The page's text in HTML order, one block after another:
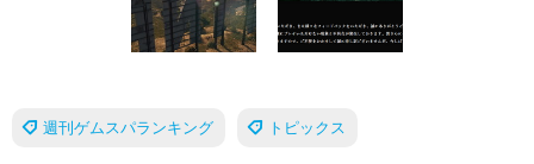
週刊ゲムスパランキング トピックス